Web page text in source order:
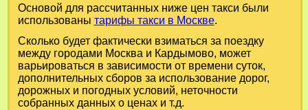
Основой для рассчитанных ниже цен такси были
использованы тарифы такси в Москве.
Сколько будет фактически взиматься за поездку
между городами Москваи Кардымово, может
варьироваться в зависимости от времени суток,
дополнительных сборов за использование дорог,
дорожных и погодных условий, неточности
собранных данных о ценах и т.д.